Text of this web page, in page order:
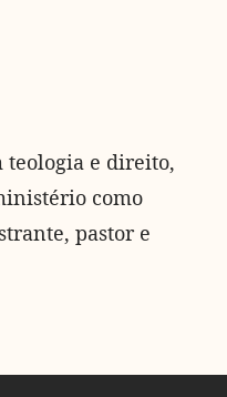
teologia e direito,
como
pastor e